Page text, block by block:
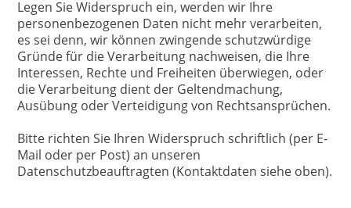
Legen Sie Widerspruch ein, werden wir Ihre
personenbezogenen Daten nicht mehr verarbeiten,
es sei denn, wir können zwingende schutzwürdige
Gründe für die Verarbeitung nachweisen, die Ihre
Interessen, Rechte und Freiheiten überwiegen, oder
die Verarbeitung dient der Geltendmachung,
Ausübung oder Verteidigung von Rechtsansprüchen.
Bitte richten Sie Ihren Widerspruch schriftlich (per E-
Mail oder per Post) an unseren
Datenschutzbeauftragten (Kontaktdaten siehe oben).